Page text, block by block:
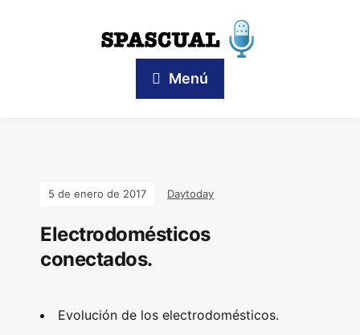
Menú
5 de enero de 2017 Daytoday
Electrodomésticos
conectados.
Evolución de los electrodomésticos.